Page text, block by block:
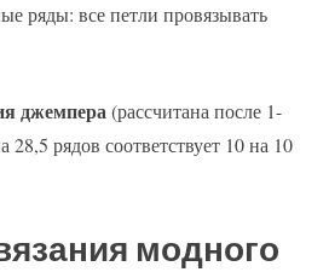
ряды: все петли провязывать
джемпера(рассчитана после 1-
28,5 рядов соответствует 10 на 10
модного